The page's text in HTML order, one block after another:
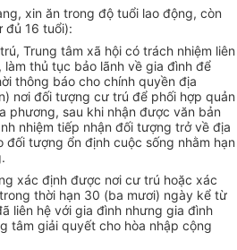
xin ăn trong độ tuổi lao động, còn
đủ 16 tuổi):
Trung tâm xã hội có trách nhiệm liên
thủ tục bảo lãnh về gia đình để
thông báo cho chính quyền địa
nơi đối tượng cư trú để phối hợp quản
phương, sau khi nhận được văn bản
nhiệm tiếp nhận đối tượng trở về địa
tượng ổn định cuộc sống nhằm hạn
xác định được nơi cư trú hoặc xác
thời hạn 30 (ba mươi) ngày kể từ
liên hệ với gia đình nhưng gia đình
tâm giải quyết cho hòa nhập cộng